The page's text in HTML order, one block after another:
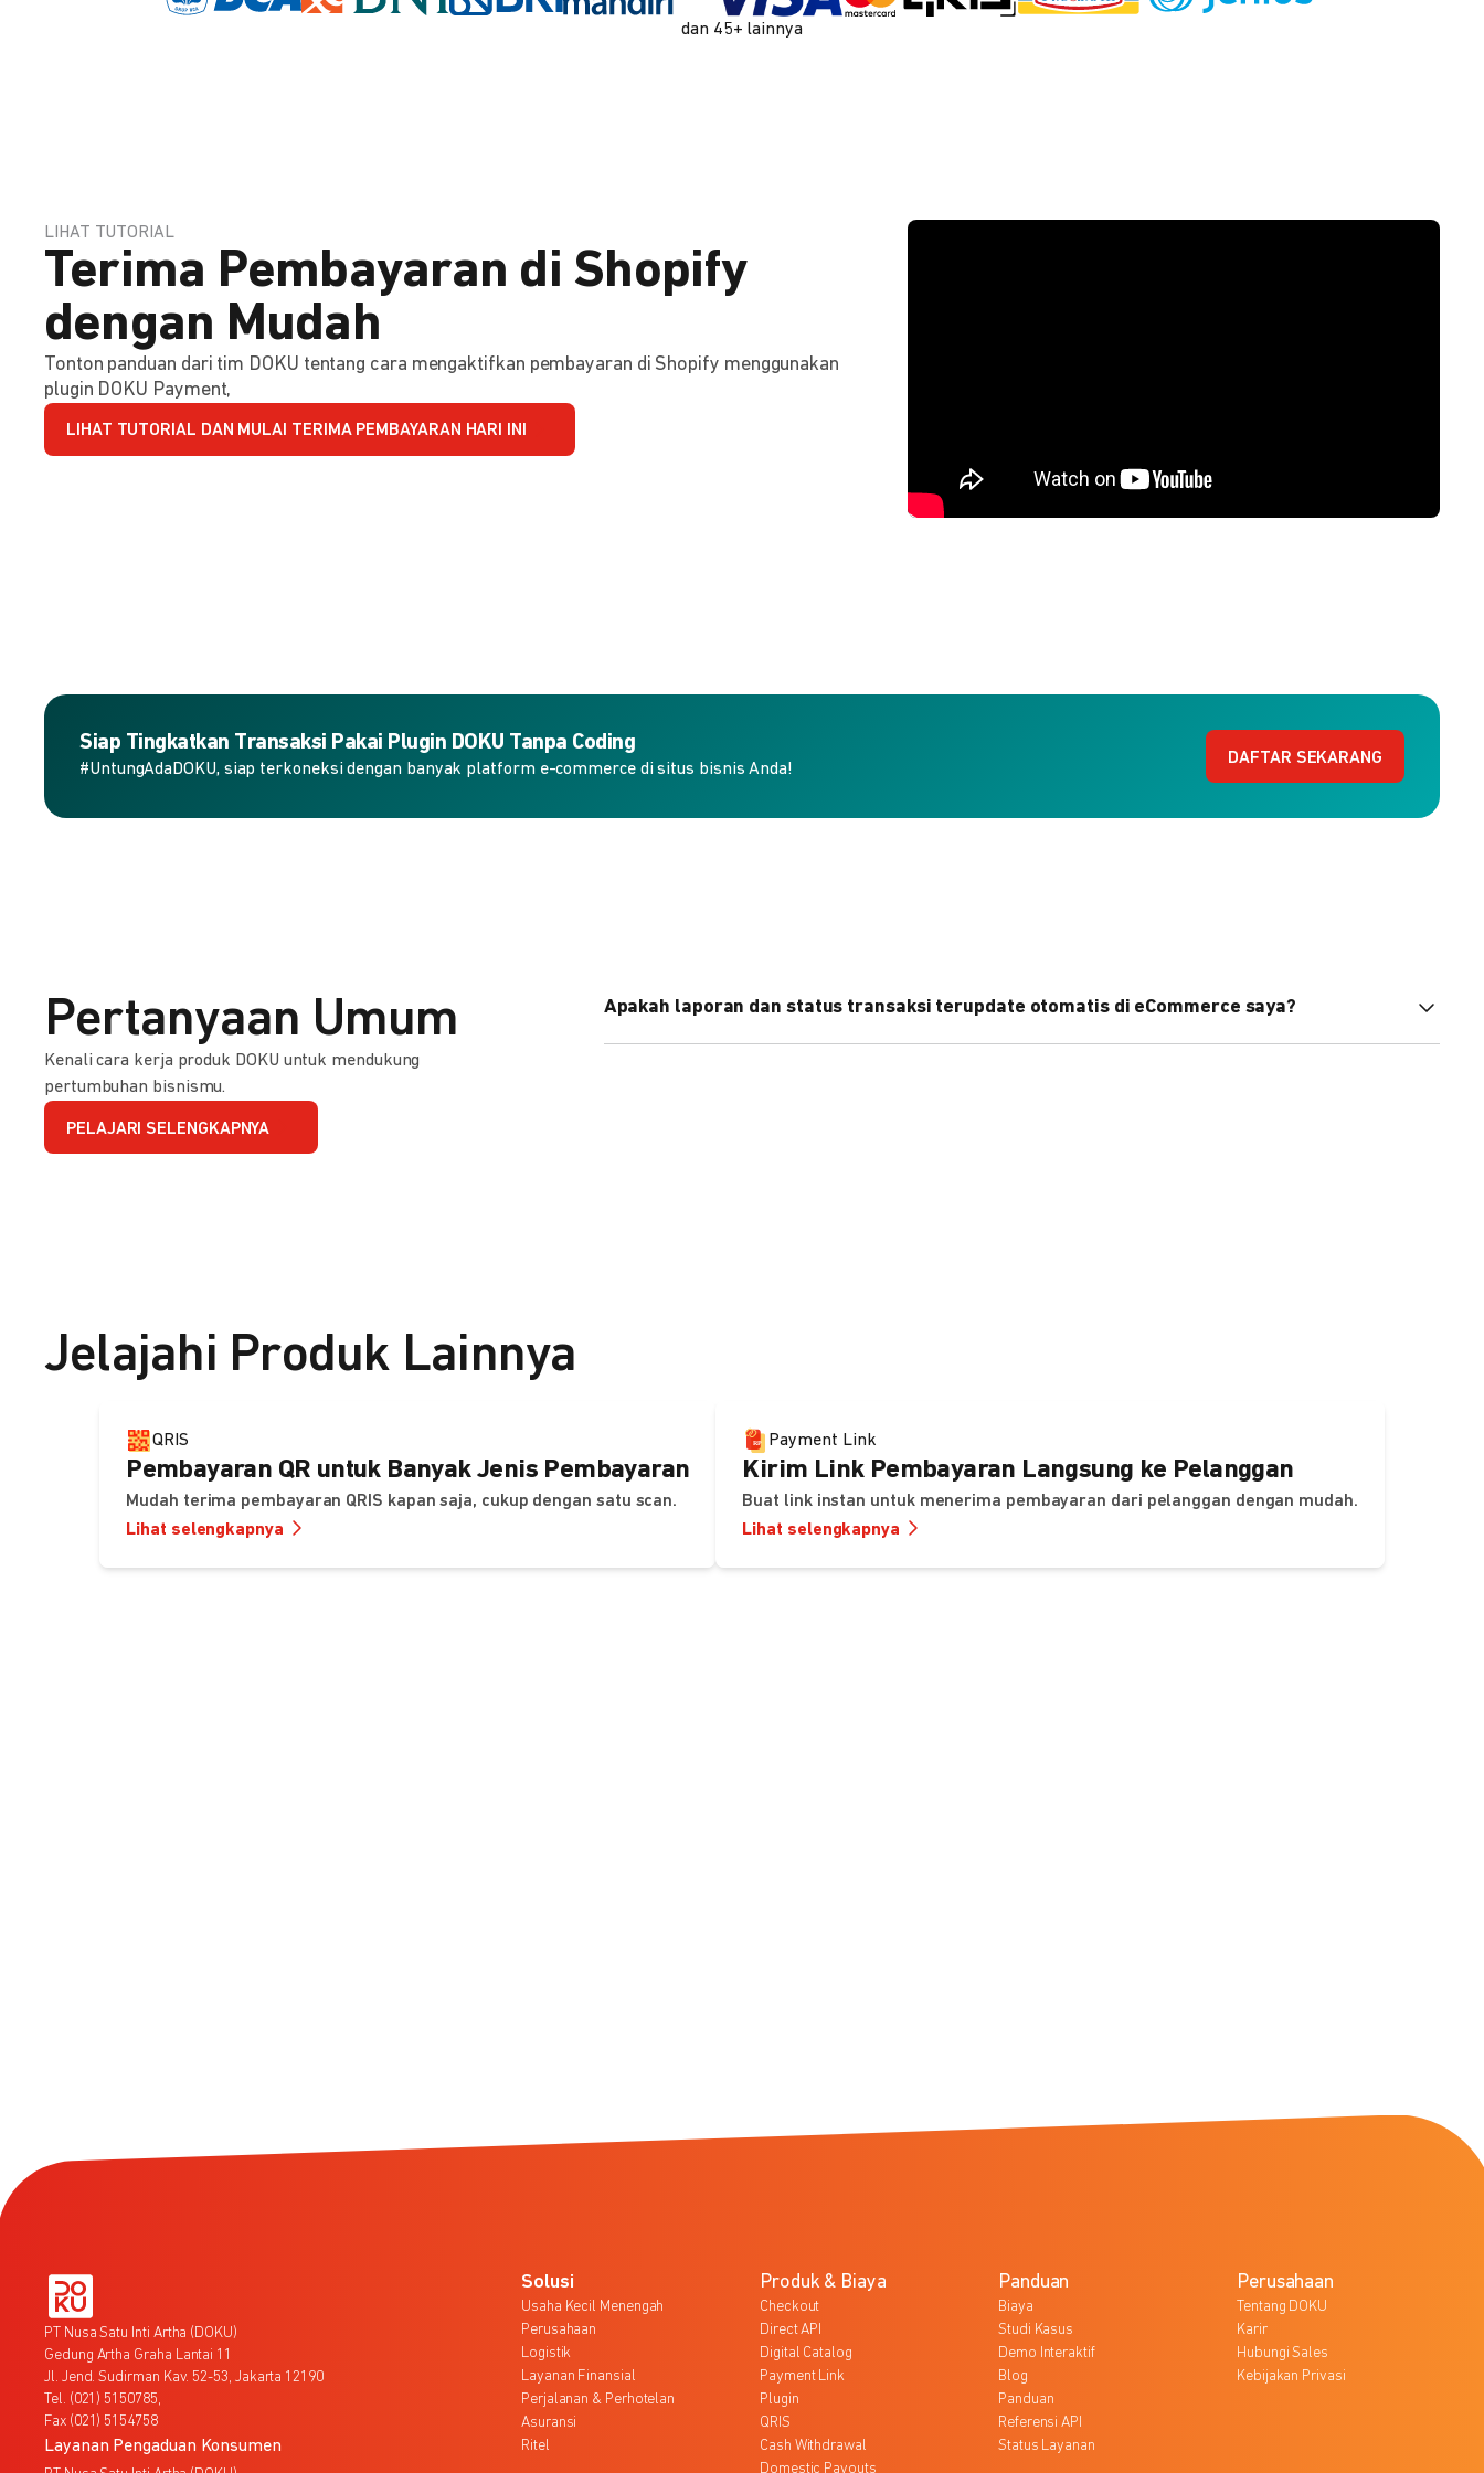
dan 45+ lainnya
LIHAT TUTORIAL
Terima Pembayaran di Shopify
dengan Mudah
Tonton panduan dari tim DOKU tentang cara mengaktifkan pembayaran di Shopify menggunakan
plugin DOKU Payment,
LIHAT TUTORIAL DAN MULAI TERIMA PEMBAYARAN HARI INI
Siap Tingkatkan Transaksi Pakai Plugin DOKU Tanpa Coding
#UntungAdaDOKU, siap terkoneksi dengan banyak platform e-commerce di situs bisnis Anda!
DAFTAR SEKARANG
Pertanyaan Umum
Kenali cara kerja produk DOKU untuk mendukung
pertumbuhan bisnismu.
PELAJARI SELENGKAPNYA
Apakah laporan dan status transaksi terupdate otomatis di eCommerce saya?
Jelajahi Produk Lainnya
QRIS
Pembayaran QR untuk Banyak Jenis Pembayaran
Mudah terima pembayaran QRIS kapan saja, cukup dengan satu scan.
Lihat selengkapnya
Payment Link
Kirim Link Pembayaran Langsung ke Pelanggan
Buat link instan untuk menerima pembayaran dari pelanggan dengan mudah.
Lihat selengkapnya
PT Nusa Satu Inti Artha (DOKU)
Gedung Artha Graha Lantai 11
Jl. Jend. Sudirman Kav. 52-53, Jakarta 12190
Tel. (021) 5150785,
Fax (021) 5154758
Layanan Pengaduan Konsumen
Solusi
Usaha Kecil Menengah
Perusahaan
Logistik
Layanan Finansial
Perjalanan & Perhotelan
Asuransi
Ritel
Produk & Biaya
Checkout
Direct API
Digital Catalog
Payment Link
Plugin
QRIS
Cash Withdrawal
Domestic Payouts
Panduan
Biaya
Studi Kasus
Demo Interaktif
Blog
Panduan
Referensi API
Status Layanan
Perusahaan
Tentang DOKU
Karir
Hubungi Sales
Kebijakan Privasi